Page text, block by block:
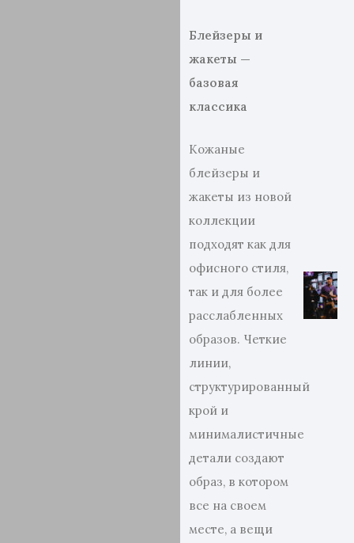
Блейзеры и
жакеты —
базовая
классика
Кожаные
блейзеры и
жакеты из новой
коллекции
подходят как для
офисного стиля,
так и для более
расслабленных
образов. Четкие
линии,
структурированный
крой и
минималистичные
детали создают
образ, в котором
все на своем
месте, а вещи